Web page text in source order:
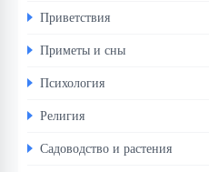
Приветствия
Приметы и сны
Психология
Религия
Садоводство и растения